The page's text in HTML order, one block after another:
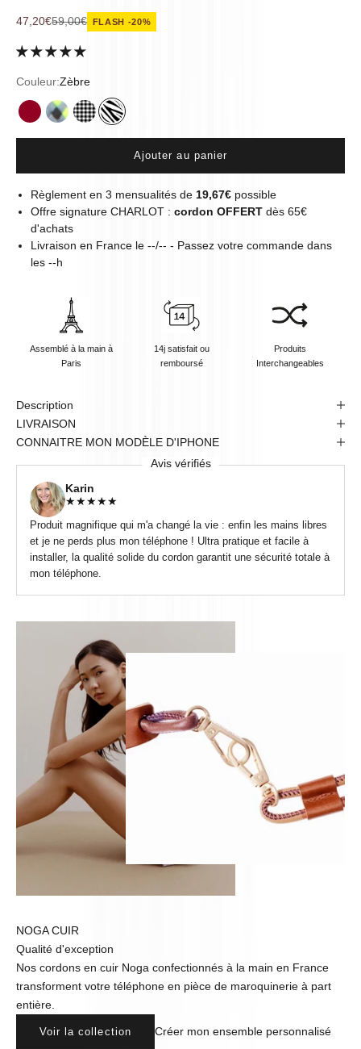
Prix de vente
47,20€Prix normal
59,00€ FLASH -20%
Couleur:Zèbre
CherryTrek VichyZèbre
Ajouter au panier
Règlement en 3 mensualités de 19,67€ possible
Offre signature CHARLOT : cordon OFFERT dès 65€
d'achats
Livraison en France le --/-- - Passez votre commande dans
les --h
Assemblé à la main à
Paris
14j satisfait ou
remboursé
Produits
Interchangeables
Description
LIVRAISON
CONNAITRE MON MODÈLE D'IPHONE
Avis vérifiés
Karin
★★★★★
Produit magnifique qui m'a changé la vie : enfin les mains libres
et je ne perds plus mon téléphone ! Ultra pratique et facile à
installer, la qualité solide du cordon garantit une sécurité totale à
mon téléphone.
NOGA CUIR
Qualité d'exception
Nos cordons en cuir Noga confectionnés à la main en France
transforment votre téléphone en pièce de maroquinerie à part
entière.
Voir la collection Créer mon ensemble personnalisé